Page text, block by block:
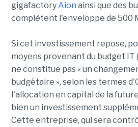
gigafactoryAion ainsi que des
complètent l'enveloppe de 500
Si cet investissement repose,
moyens provenant du budget IT
ne constitue pas « un
budgétaire », selon les termes
l'allocation en capital de la
bien un investissement
Cette entreprise, qui sera